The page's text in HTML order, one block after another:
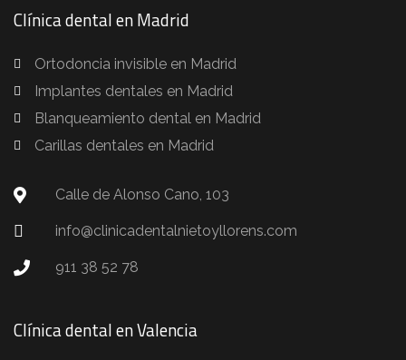
Clínica dental en Madrid
Ortodoncia invisible en Madrid
Implantes dentales en Madrid
Blanqueamiento dental en Madrid
Carillas dentales en Madrid
Calle de Alonso Cano, 103
info@clinicadentalnietoyllorens.com
911 38 52 78
Clínica dental en Valencia